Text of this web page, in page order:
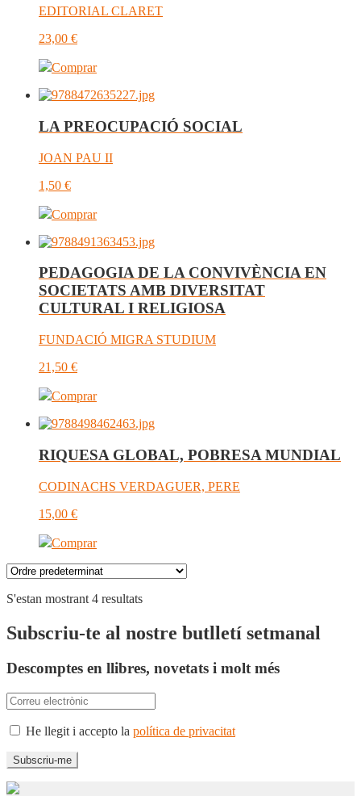
EDITORIAL CLARET
23,00 €
Comprar
LA PREOCUPACIÓ SOCIAL
JOAN PAU II
1,50 €
Comprar
PEDAGOGIA DE LA CONVIVÈNCIA EN
SOCIETATS AMB DIVERSITAT
CULTURAL I RELIGIOSA
FUNDACIÓ MIGRA STUDIUM
21,50 €
Comprar
RIQUESA GLOBAL, POBRESA MUNDIAL
CODINACHS VERDAGUER, PERE
15,00 €
Comprar
S'estan mostrant 4 resultats
Subscriu-te al nostre butlletí setmanal
Descomptes en llibres, novetats i molt més
He llegit i accepto la política de privacitat